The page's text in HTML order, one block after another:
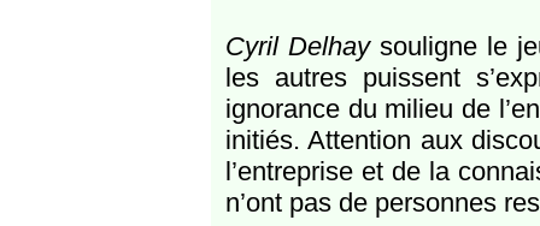
Cyril Delhaysouligne le
les autres puissent
ignorance du milieu de
initiés. Attention aux
l’entreprise et de la
n’ont pas de personnes